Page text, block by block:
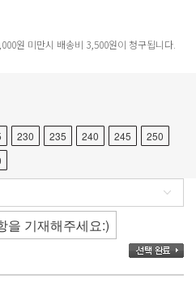
원 미만시 배송비 3,500원이 청구됩니다.
230 235 240 245
250